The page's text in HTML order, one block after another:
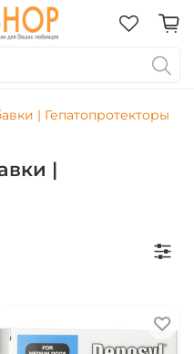
| Гепатопротекторы
|